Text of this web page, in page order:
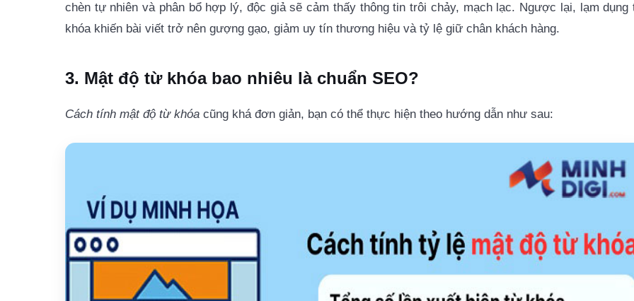
chèn tự nhiên và phân bổ hợp lý, độc giả sẽ cảm thấy thông tin trôi chảy, mạch lạc. Ngược lại, lạm dụng
khóa khiến bài viết trở nên gượng gạo, giảm uy tín thương hiệu và tỷ lệ giữ chân khách hàng.
3. Mật độ từ khóa bao nhiêu là chuẩn SEO?
Cách tính mật độ từ khóa cũng khá đơn giản, bạn có thể thực hiện theo hướng dẫn như sau: